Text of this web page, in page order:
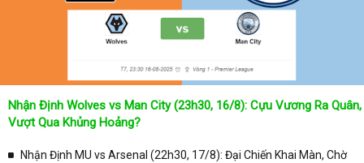
Nhận Định Wolves vs Man City (23h30, 16/8): Cựu Vương Ra Quân,
Vượt Qua Khủng Hoảng?
Nhận Định MU vs Arsenal (22h30, 17/8): Đại Chiến Khai Màn, Chờ